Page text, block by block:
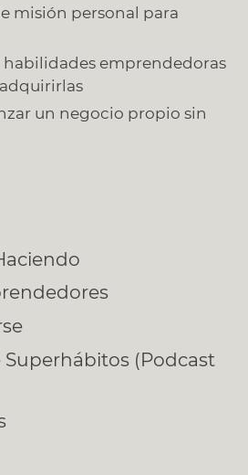
misión personal para
habilidades emprendedoras
un negocio propio sin
Superhábitos (Podcast